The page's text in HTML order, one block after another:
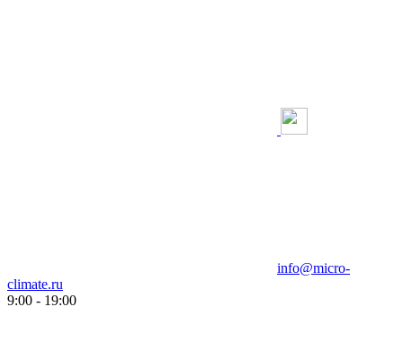
info@micro-
climate.ru
9:00 - 19:00